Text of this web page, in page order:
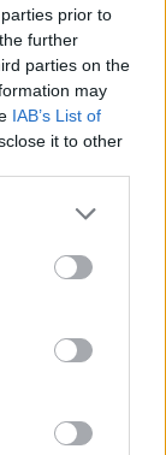
prior to
further
parties on the
may
IAB’s List of
it to other